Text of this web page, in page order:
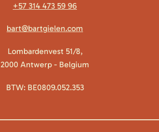
+57 314 473 59 96
bart@bartgielen.com
Lombardenvest 51/8,
2000 Antwerp - Belgium
BTW: BE0809.052.353